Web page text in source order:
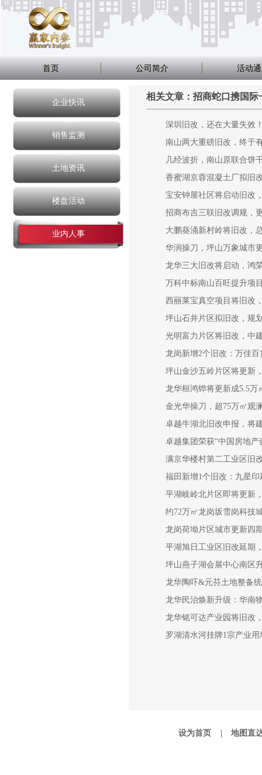
首页 公司简介 活动
企业快讯
销售监测
土地资讯
楼盘活动
业内人事
相关文章：招商蛇口携国
深圳旧改，还在大量失效
南山两大重磅旧改，终于
几经波折，南山原联合饼
香蜜湖京蓉混凝土厂拟旧
宝安钟屋社区将启动旧改
招商布吉三联旧改调规，
大鹏葵涌新村岭将旧改，
华润操刀，坪山万象城市
龙华三大旧改将启动，鸿
万科中标南山百旺提升项
西丽莱宝真空项目将旧改
坪山石井片区拟旧改，规
光明富力片区将旧改，中
龙岗新增2个旧改：万佳
坪山金沙五岭片区将更新
龙华桓鸿铧将更新成5.5万
金光华操刀，超75万㎡观
卓越牛湖北旧改申报，将
卓越集团荣获“中国房地产
满京华楼村第二工业区旧
福田新增1个旧改：九星
平湖岐岭北片区即将更新
约72万㎡龙岗坂雪岗科技
龙岗荷坳片区城市更新四
平湖旭日工业区旧改延期
坪山燕子湖会展中心南区
龙华陶吓&元芬土地整备
龙华民治焕新升级：华南
龙华铭可达产业园将旧改
罗湖清水河挂牌1宗产业
设为首页 | 地图